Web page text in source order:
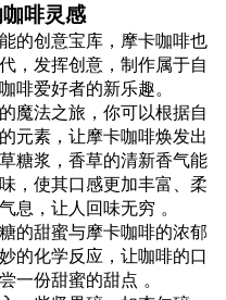
咖啡灵感
的创意宝库，摩卡咖啡也
，发挥创意，制作属于自
啡爱好者的新乐趣。
魔法之旅，你可以根据自
元素，让摩卡咖啡焕发出
糖浆，香草的清新香气能
，使其口感更加丰富、柔
息，让人回味无穷 。
的甜蜜与摩卡咖啡的浓郁
的化学反应，让咖啡的口
一份甜蜜的甜点 。